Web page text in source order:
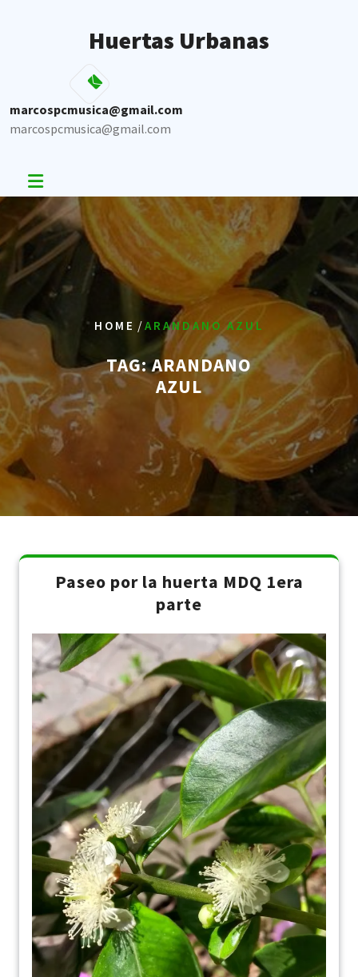
Huertas Urbanas
marcospcmusica@gmail.com
marcospcmusica@gmail.com
HOME /ARANDANO AZUL
TAG:ARANDANO
AZUL
Paseo por la huerta MDQ 1era
parte